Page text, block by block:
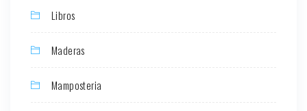
Libros
Maderas
Mamposteria